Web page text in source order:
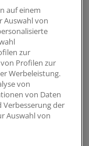
sagte
an der
"Forum Junge
auch als
habe, lobt
auf einem
Auswahl von
zur
Profilen zur
Werbeleistung.
von
von Daten
Verbesserung der
Auswahl von